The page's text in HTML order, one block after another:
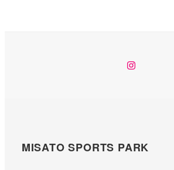
instagram
MISATO SPORTS PARK